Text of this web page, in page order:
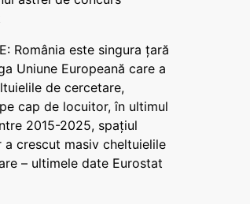
România este singura țară
Uniune Europeană care a
de cercetare,
cap de locuitor, în ultimul
2015-2025, spațiul
a crescut masiv cheltuielile
– ultimele date Eurostat